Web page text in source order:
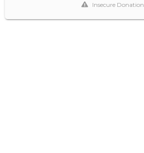
Insecure Donation